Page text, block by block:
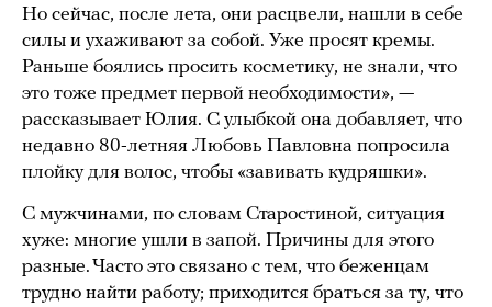
Но сейчас, после лета, они расцвели, нашли в себе
силы и ухаживают за собой. Уже просят кремы.
Раньше боялись просить косметику, не знали, что
это тоже предмет первой необходимости», —
рассказывает Юлия. С улыбкой она добавляет, что
недавно 80-летняя Любовь Павловна попросила
плойку для волос, чтобы «завивать кудряшки».
С мужчинами, по словам Старостиной, ситуация
хуже: многие ушли в запой. Причины для этого
разные. Часто это связано с тем, что беженцам
трудно найти работу; приходится браться за ту, что